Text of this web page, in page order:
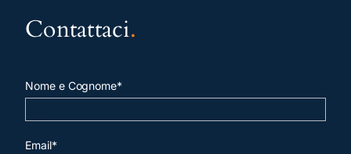
Contattaci.
Nome e Cognome*
Email*